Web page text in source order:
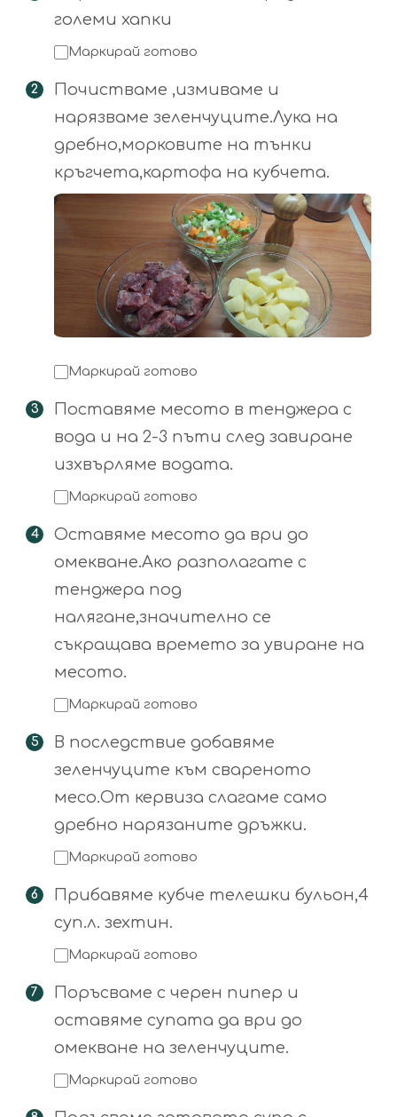
големи хапки
Маркирай готово
Почистваме ,измиваме и
нарязваме зеленчуците.Лука на
дребно,морковите на тънки
кръгчета,картофа на кубчета.
Маркирай готово
Поставяме месото в тенджера с
вода и на 2-3 пъти след завиране
изхвърляме водата.
Маркирай готово
Оставяме месото да ври до
омекване.Ако разполагате с
тенджера под
налягане,значително се
съкращава времето за увиране на
месото.
Маркирай готово
В последствие добавяме
зеленчуците към свареното
месо.От кервиза слагаме само
дребно нарязаните дръжки.
Маркирай готово
Прибавяме кубче телешки бульон,4
суп.л. зехтин.
Маркирай готово
Поръсваме с черен пипер и
оставяме супата да ври до
омекване на зеленчуците.
Маркирай готово